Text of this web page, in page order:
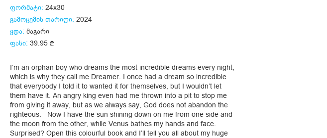
ფორმატი: 24x30
გამოცემის თარიღი: 2024
ყდა: მაგარი
ფასი: 39.95
I’m an orphan boy who dreams the most incredible dreams every night,
which is why they call me Dreamer. I once had a dream so incredible
that everybody I told it to wanted it for themselves, but I wouldn’t let
them have it. An angry king even had me thrown into a pit to stop me
from giving it away, but as we always say, God does not abandon the
righteous. Now I have the sun shining down on me from one side and
the moon from the other, while Venus bathes my hands and face.
Surprised? Open this colourful book and I’ll tell you all about my huge